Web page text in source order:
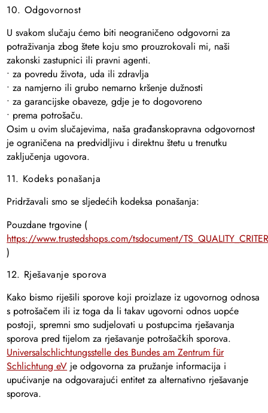
10. Odgovornost
U svakom slučaju ćemo biti neograničeno odgovorni za
potraživanja zbog štete koju smo prouzrokovali mi, naši
zakonski zastupnici ili pravni agenti.
• za povredu života, uda ili zdravlja
• za namjerno ili grubo nemarno kršenje dužnosti
• za garancijske obaveze, gdje je to dogovoreno
• prema potrošaču.
Osim u ovim slučajevima, naša građanskopravna odgovornost
je ograničena na predvidljivu i direktnu štetu u trenutku
zaključenja ugovora.
11. Kodeks ponašanja
Pridržavali smo se sljedećih kodeksa ponašanja:
Pouzdane trgovine (
https://www.trustedshops.com/tsdocument/
)
12. Rješavanje sporova
Kako bismo riješili sporove koji proizlaze iz ugovornog odnosa
s potrošačem ili iz toga da li takav ugovorni odnos uopće
postoji, spremni smo sudjelovati u postupcima rješavanja
sporova pred tijelom za rješavanje potrošačkih sporova.
Universalschlichtungsstelle des Bundes am Zentrum für
Schlichtung eV je odgovorna za pružanje informacija i
upućivanje na odgovarajući entitet za alternativno rješavanje
sporova.